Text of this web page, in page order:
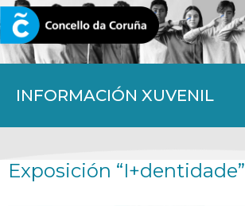
INFORMACIÓN XUVENIL
CORUNA.GAL
Exposición “I+dentidade”